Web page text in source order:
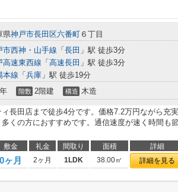
県神戸市長田区六番町 ６丁目
市西神・山手線 「 長田 」駅 徒歩3分
高速東西線 「 高速長田 」駅 徒歩3分
本線 「 兵庫 」駅 徒歩19分
階数 2階建 構造 木造
長田店まで徒歩4分です。価格7.2万円ながら充
くの方におすすめです。通信速度が速く時間も
敷金 礼金 間取り 面積 詳細
0ヶ月 2ヶ月 1LDK 38.00㎡ 詳細を見る